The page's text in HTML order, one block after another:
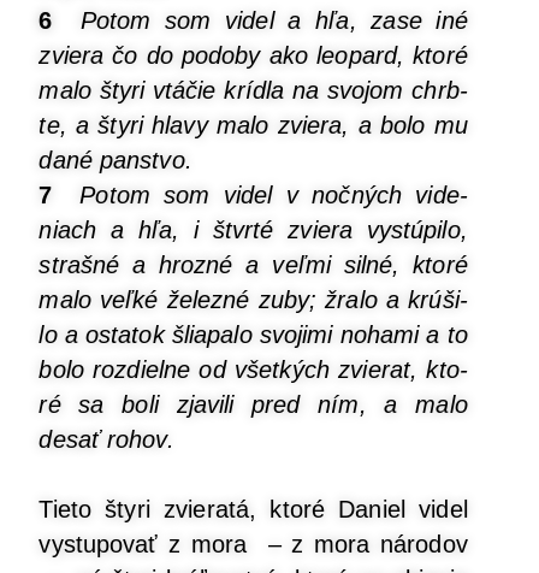
6 Potom som videl a hľa, zase iné
zvie­ra čo do podo­by ako leopard, kto­ré
malo šty­ri vtá­čie kríd­la na svo­jom chrb­
te, a šty­ri hla­vy malo zvie­ra, a bolo mu
dané panstvo.
7 Potom som videl v noč­ných vide­
niach a hľa, i štvr­té zvie­ra vystú­pi­lo,
straš­né a hroz­né a veľ­mi sil­né, kto­ré
malo veľ­ké želez­né zuby; žra­lo a krú­ši­
lo a osta­tok šlia­pa­lo svo­ji­mi noha­mi a to
bolo roz­diel­ne od všet­kých zvie­rat, kto­
ré sa boli zja­vi­li pred ním, a malo
desať rohov.
Tie­to šty­ri zvie­ra­tá, kto­ré Daniel videl
vystu­po­vať z mora – z mora náro­dov